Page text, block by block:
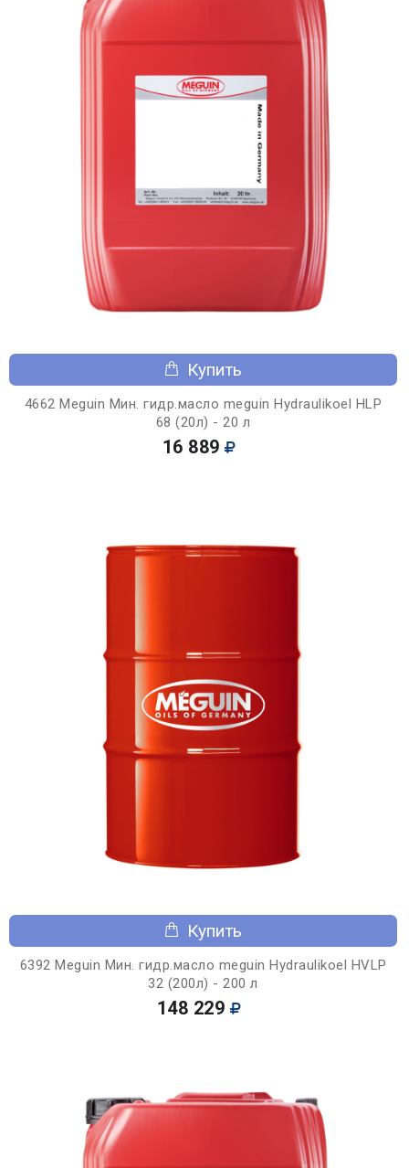
Купить
4662 Meguin Мин. гидр.масло meguin Hydraulikoel HLP
68 (20л) - 20 л
16 889
Купить
6392 Meguin Мин. гидр.масло meguin Hydraulikoel HVLP
32 (200л) - 200 л
148 229